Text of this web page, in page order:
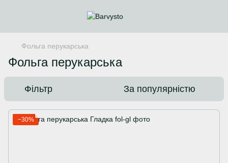
Фольга перукарська
Фольга перукарська
Фільтр За популярністю
−30%